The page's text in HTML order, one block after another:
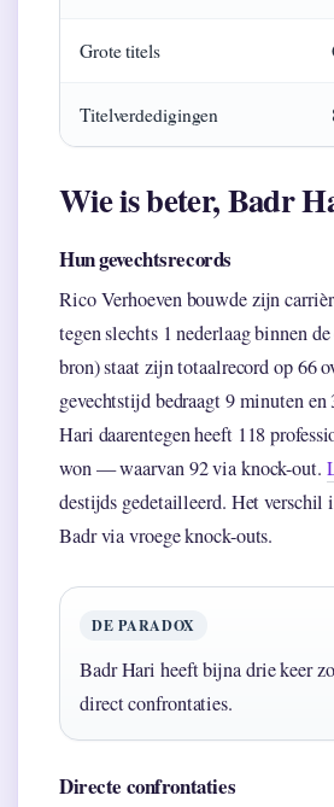
Grote titels
Titelverdedigingen
Wie is beter, Badr
Hun gevechtsrecords
Rico Verhoeven bouwde zijn
tegen slechts 1 nederlaag binnen
bron) staat zijn totaalrecord op 66
gevechtstijd bedraagt 9 minuten
Hari daarentegen heeft 118
won — waarvan 92 via knock-out.
destijds gedetailleerd. Het
Badr via vroege knock-outs.
DE PARADOX
Badr Hari heeft bijna drie keer
direct confrontaties.
Directe confrontaties